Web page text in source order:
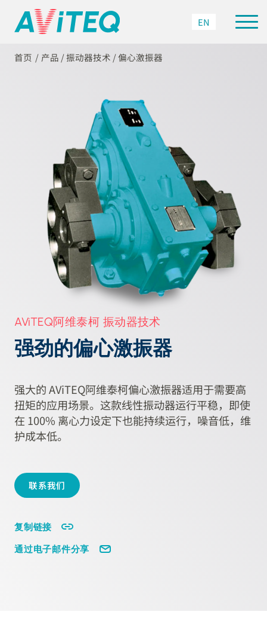
EN
首页 产品 /振动器技术 /偏心激振器
AViTEQ阿维泰柯 振动器技术
强劲的偏心激振器
强大的 AViTEQ阿维泰柯偏心激振器适用于需要高
扭矩的应用场景。这款线性振动器运行平稳，即使
在 100% 离心力设定下也能持续运行，噪音低，维
护成本低。
联系我们
复制链接
通过电子邮件分享